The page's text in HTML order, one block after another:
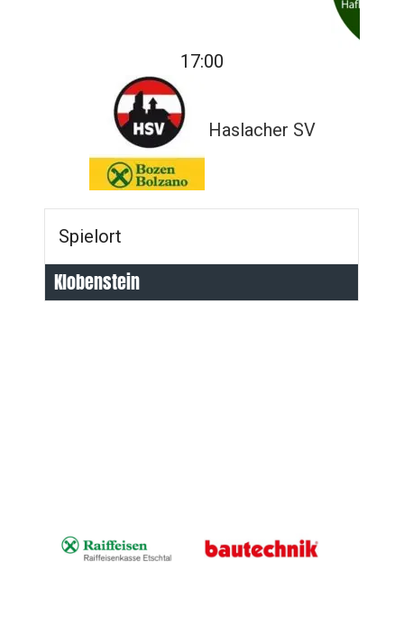
17:00
Haslacher SV
Spielort
Klobenstein